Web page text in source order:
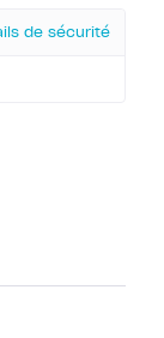
de sécurité